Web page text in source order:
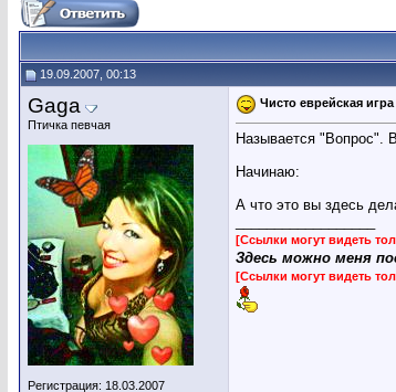
19.09.2007, 00:13
Gaga
Птичка певчая
Регистрация: 18.03.2007
Чисто еврейская
Называется "Вопрос".
Начинаю:
А что это вы здесь
[Ссылки могут видеть
Здесь можно меня
[Ссылки могут видеть